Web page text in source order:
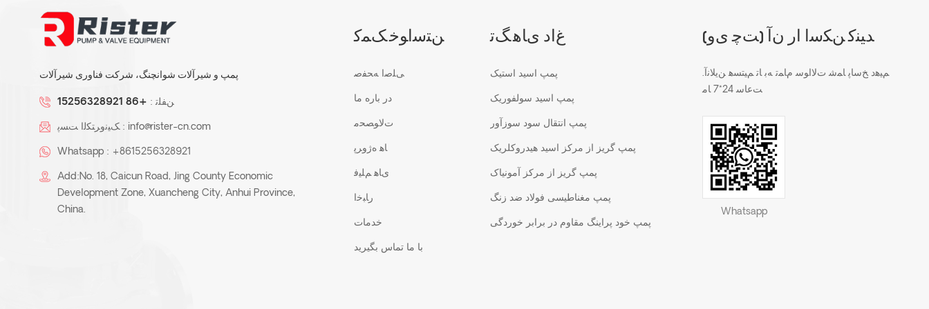
ZMD-تفلون اندود خود
پمپ گریز از مرکز فرآیند
شیمیایی پلاستیک KJB
پمپ و شیرآلات شوانچنگ، شرکت فناوری شیرآلات
ﻦﻔﻠﺗ : +86 15256328921
ﮏﯿﻧﻭﺮﺘﮑﻟﺍ ﺖﺴﭘ : info@rister-cn.com
Whatsapp : +8615256328921
Add:No. 18, Caicun Road, Jing County Economic
Development Zone, Xuancheng City, Anhui Province,
China.
ﻦﺘﺳﺍﻮﺧ ﮏﻤﮐ
ﯽﻠﺻﺍ ﻪﺤﻔﺻ
در باره ما
ﺕﻻ ﻮﺼﺤﻣ
ﺎﻫ ﻩﮊﻭﺮﭘ
ﯼﺎﻫ ﻢﻠﯿﻓ
ﺭﺎﺒﺧﺍ
خدمات
با ما تماس بگیرید
ﻍﺍﺩ ﯼﺎﻫ ﮓﺗ
پمپ اسید استیک
پمپ اسید سولفوریک
پمپ انتقال سود سوزآور
پمپ گریز از مرکز اسید هیدروکلریک
پمپ گریز از مرکز آمونیاک
پمپ مغناطیسی فولاد ضد زنگ
پمپ خود پراینگ مقاوم در برابر خوردگی
(ﺖﭼ ﯼﻭ) ﺪﯿﻨﮐ ﻦﮑﺳﺍ ﺍﺭ ﻥﺁ
.ﻢﯿﻫﺩ ﺦﺳﺎﭘ ﺎﻤﺷ ﺕﻻ ﺍﻮﺳ ﻡﺎﻤﺗ ﻪﺑ ﺎﺗ ﻢﯿﺘﺴﻫ ﻦﯾﻼ ﻧﺁ
ﺖﻋﺎﺳ 24*7 ﺎﻣ
Whatsapp